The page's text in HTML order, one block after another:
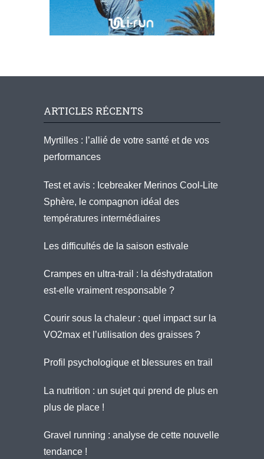
ARTICLES RÉCENTS
Myrtilles : l’allié de votre santé et de vos
performances
Test et avis : Icebreaker Merinos Cool-Lite
Sphère, le compagnon idéal des
températures intermédiaires
Les difficultés de la saison estivale
Crampes en ultra-trail : la déshydratation
est-elle vraiment responsable ?
Courir sous la chaleur : quel impact sur la
VO2max et l’utilisation des graisses ?
Profil psychologique et blessures en trail
La nutrition : un sujet qui prend de plus en
plus de place !
Gravel running : analyse de cette nouvelle
tendance !